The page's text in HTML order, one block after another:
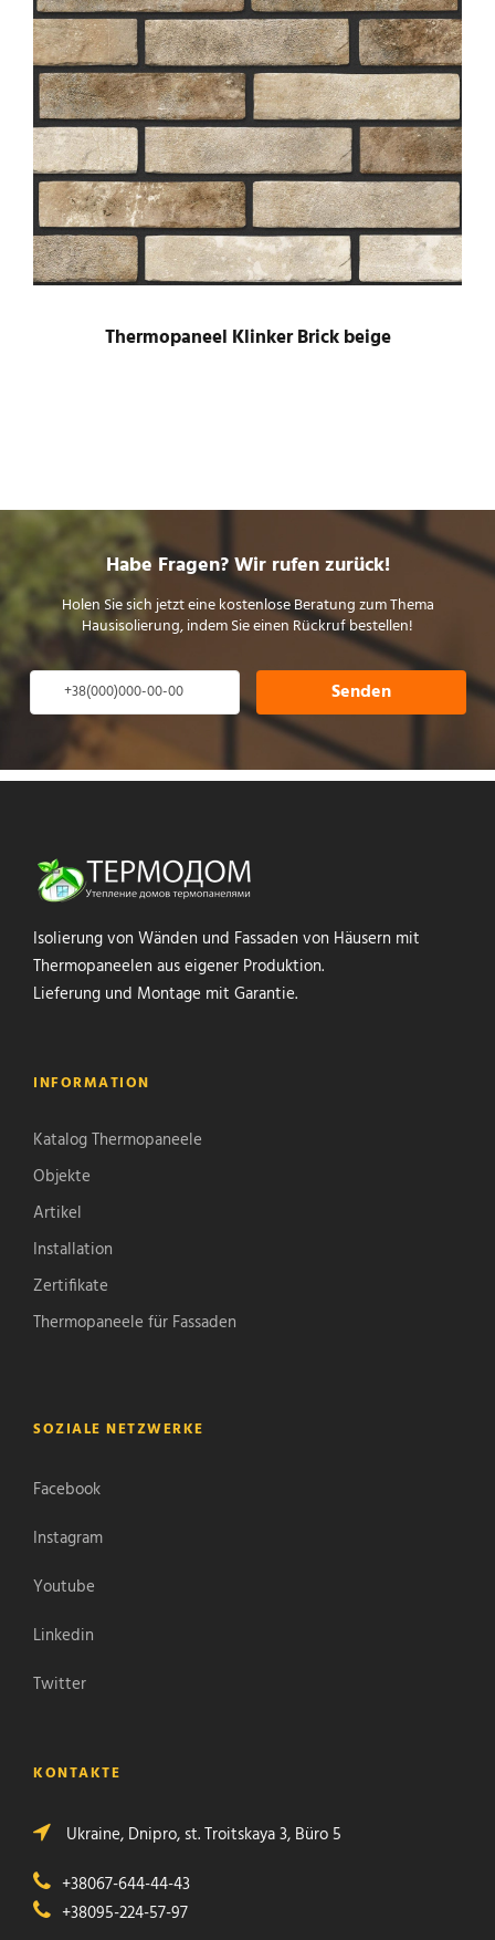
Thermopaneel Klinker Brick beige
Habe Fragen? Wir rufen zurück!
Holen Sie sich jetzt eine kostenlose Beratung zum Thema
Hausisolierung, indem Sie einen Rückruf bestellen!
Senden
Isolierung von Wänden und Fassaden von Häusern mit
Thermopaneelen aus eigener Produktion.
Lieferung und Montage mit Garantie.
INFORMATION
Katalog Thermopaneele
Objekte
Artikel
Installation
Zertifikate
Thermopaneele für Fassaden
SOZIALE NETZWERKE
Facebook
Instagram
Youtube
Linkedin
Twitter
KONTAKTE
Ukraine, Dnipro, st. Troitskaya 3, Büro 5
+38067-644-44-43
+38095-224-57-97